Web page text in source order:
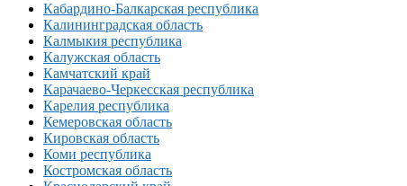
Кабардино-Балкарская республика
Калининградская область
Калмыкия республика
Калужская область
Камчатский край
Карачаево-Черкесская республика
Карелия республика
Кемеровская область
Кировская область
Коми республика
Костромская область